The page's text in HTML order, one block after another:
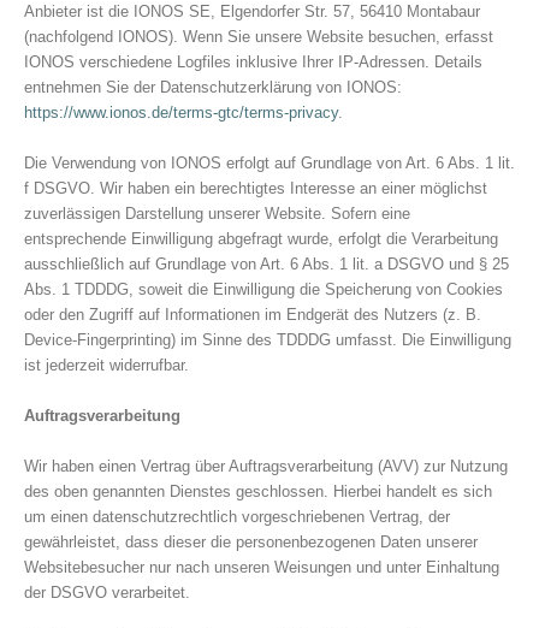
Anbieter ist die IONOS SE, Elgendorfer Str. 57, 56410 Montabaur
(nachfolgend IONOS). Wenn Sie unsere Website besuchen, erfasst
IONOS verschiedene Logfiles inklusive Ihrer IP-Adressen. Details
entnehmen Sie der Datenschutzerklärung von IONOS:
https://www.ionos.de/terms-gtc/terms-privacy.
Die Verwendung von IONOS erfolgt auf Grundlage von Art. 6 Abs. 1 lit.
f DSGVO. Wir haben ein berechtigtes Interesse an einer möglichst
zuverlässigen Darstellung unserer Website. Sofern eine
entsprechende Einwilligung abgefragt wurde, erfolgt die Verarbeitung
ausschließlich auf Grundlage von Art. 6 Abs. 1 lit. a DSGVO und § 25
Abs. 1 TDDDG, soweit die Einwilligung die Speicherung von Cookies
oder den Zugriff auf Informationen im Endgerät des Nutzers (z. B.
Device-Fingerprinting) im Sinne des TDDDG umfasst. Die Einwilligung
ist jederzeit widerrufbar.
Auftragsverarbeitung
Wir haben einen Vertrag über Auftragsverarbeitung (AVV) zur Nutzung
des oben genannten Dienstes geschlossen. Hierbei handelt es sich
um einen datenschutzrechtlich vorgeschriebenen Vertrag, der
gewährleistet, dass dieser die personenbezogenen Daten unserer
Websitebesucher nur nach unseren Weisungen und unter Einhaltung
der DSGVO verarbeitet.